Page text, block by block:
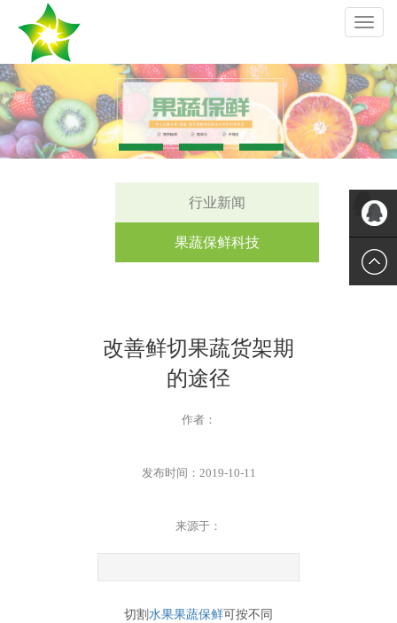
切
换
航
QQ
行业新闻
果蔬保鲜科技
改善鲜切果蔬货架期
的途径
作者：
发布时间：2019-10-11
来源于：
切割 水果果蔬保鲜可按不同